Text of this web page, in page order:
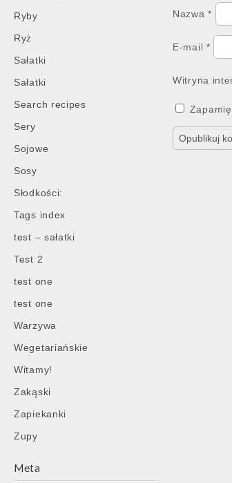
Ryby
Ryż
Sałatki
Sałatki
Search recipes
Sery
Sojowe
Sosy
Słodkości:
Tags index
test – sałatki
Test 2
test one
test one
Warzywa
Wegetariańskie
Witamy!
Zakąski
Zapiekanki
Zupy
Meta
Nazwa*
E-mail *
Witryna